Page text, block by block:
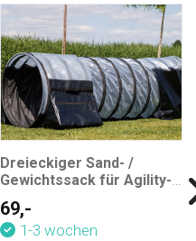
Dreieckiger Sand- /
Gewichtssack für Agility-
Tunnel Ø 80 cm
69,-
1-3 wochen